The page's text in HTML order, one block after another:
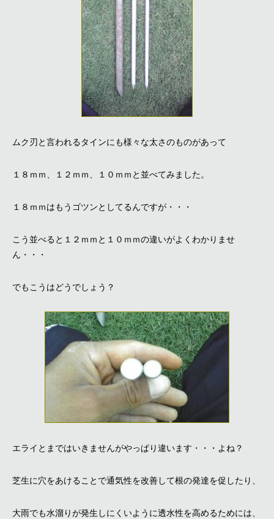
ムク刃と言われるタインにも様々な太さのものがあって
１８ｍｍ、１２ｍｍ、１０ｍｍと並べてみました。
１８ｍｍはもうゴツンとしてるんですが・・・
こう並べると１２ｍｍと１０ｍｍの違いがよくわかりませ
ん・・・
でもこうはどうでしょう？
エライとまではいきませんがやっぱり違います・・・よね？
芝生に穴をあけることで通気性を改善して根の発達を促したり、
大雨でも水溜りが発生しにくいように透水性を高めるためには、